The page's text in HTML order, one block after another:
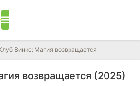
Винкс: Магия возвращается
возвращается (2025)